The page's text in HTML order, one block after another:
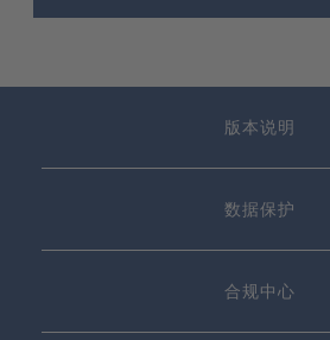
版本说明
数据保护
合规中心